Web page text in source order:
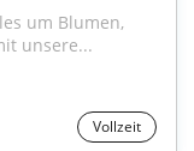
um Blumen,
unsere...
Vollzeit